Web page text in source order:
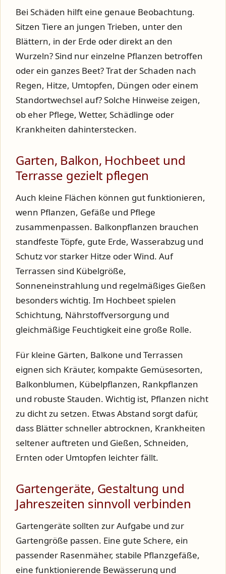
Bei Schäden hilft eine genaue Beobachtung.
Sitzen Tiere an jungen Trieben, unter den
Blättern, in der Erde oder direkt an den
Wurzeln? Sind nur einzelne Pflanzen betroffen
oder ein ganzes Beet? Trat der Schaden nach
Regen, Hitze, Umtopfen, Düngen oder einem
Standortwechsel auf? Solche Hinweise zeigen,
ob eher Pflege, Wetter, Schädlinge oder
Krankheiten dahinterstecken.
Garten, Balkon, Hochbeet und
Terrasse gezielt pflegen
Auch kleine Flächen können gut funktionieren,
wenn Pflanzen, Gefäße und Pflege
zusammenpassen. Balkonpflanzen brauchen
standfeste Töpfe, gute Erde, Wasserabzug und
Schutz vor starker Hitze oder Wind. Auf
Terrassen sind Kübelgröße,
Sonneneinstrahlung und regelmäßiges Gießen
besonders wichtig. Im Hochbeet spielen
Schichtung, Nährstoffversorgung und
gleichmäßige Feuchtigkeit eine große Rolle.
Für kleine Gärten, Balkone und Terrassen
eignen sich Kräuter, kompakte Gemüsesorten,
Balkonblumen, Kübelpflanzen, Rankpflanzen
und robuste Stauden. Wichtig ist, Pflanzen nicht
zu dicht zu setzen. Etwas Abstand sorgt dafür,
dass Blätter schneller abtrocknen, Krankheiten
seltener auftreten und Gießen, Schneiden,
Ernten oder Umtopfen leichter fällt.
Gartengeräte, Gestaltung und
Jahreszeiten sinnvoll verbinden
Gartengeräte sollten zur Aufgabe und zur
Gartengröße passen. Eine gute Schere, ein
passender Rasenmäher, stabile Pflanzgefäße,
eine funktionierende Bewässerung und